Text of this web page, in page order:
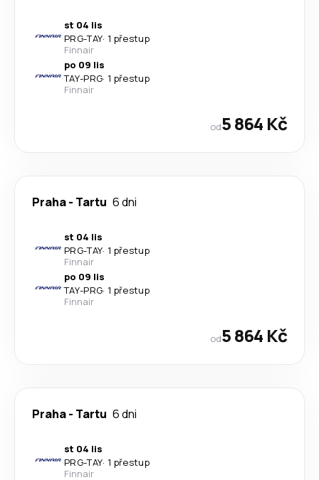
st 04 lis
PRG-TAY· 1 přestup
Finnair
po 09 lis
TAY-PRG· 1 přestup
Finnair
od5 864 Kč
Praha- Tartu 6 dni
st 04 lis
PRG-TAY· 1 přestup
Finnair
po 09 lis
TAY-PRG· 1 přestup
Finnair
od5 864 Kč
Praha- Tartu 6 dni
st 04 lis
PRG-TAY· 1 přestup
Finnair